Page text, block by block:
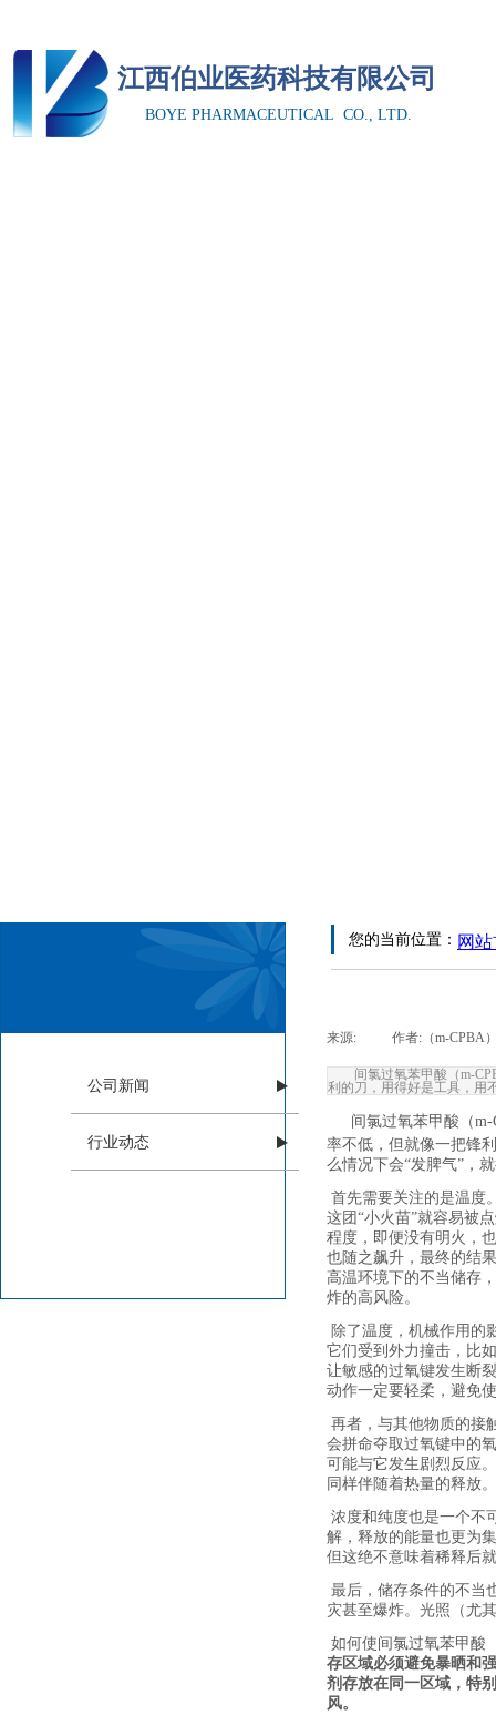
江西伯业医药科技有限公司
BOYE PHARMACEUTICAL CO., LTD.
公司新闻
行业动态
您的当前位置： 网
来源: 作者: （m-CPBA
间氯过氧苯甲酸（m-
利的刀，用得好是工具，用
间氯过氧苯甲酸（
率不低，但就像一把锋
么情况下会“发脾气”，
首先需要关注的是温度
这团“小火苗”就容易被
程度，即便没有明火，
也随之飙升，最终的结
高温环境下的不当储存
炸的高风险。
除了温度，机械作用的
它们受到外力撞击，比
让敏感的过氧键发生断
动作一定要轻柔，避免
再者，与其他物质的接
会拼命夺取过氧键中的
可能与它发生剧烈反应
同样伴随着热量的释放
浓度和纯度也是一个不
解，释放的能量也更为
但这绝不意味着稀释后
最后，储存条件的不当
灾甚至爆炸。光照（尤
如何使间氯过氧苯甲酸
存区域必须避免暴晒和
剂存放在同一区域，特
风。